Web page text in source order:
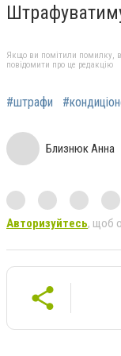
Якщо ви помітили помилку,
повідомити про це редакцію
#штрафи
Близнюк Анна
Авторизуйтесь, щоб